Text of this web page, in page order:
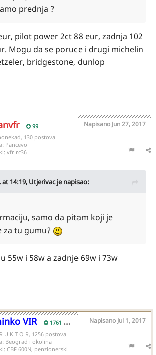
prednja ?
pilot power 2ct 88 eur, zadnja 102
Mogu da se poruce i drugi michelin
bridgestone, dunlop
99 Napisano Jun 27, 2017
130 postova
Pancevo
vfr rc36
at 14:19, Utjerivacje napisao:
samo da pitam koji je
za tu gumu?
55w i 58w a zadnje 69w i 73w
VIR 1761 Napisano Jul 1, 2017
U K T O R, 1256 postova
Beograd i okolina
CBF 600N, penzionerski